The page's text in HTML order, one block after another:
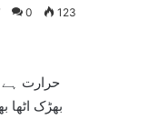
0 123
حرارت ہے
بھڑک اٹھا